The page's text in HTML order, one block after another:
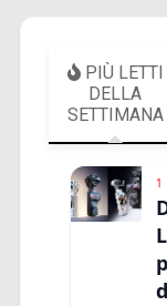
PIÙ LETTI
DELLA
SETTIMANA
1